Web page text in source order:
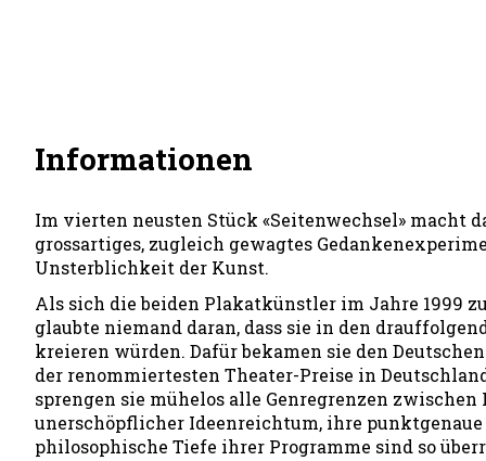
Informationen
Im vierten neusten Stück «Seitenwechsel» macht
grossartiges, zugleich gewagtes
Unsterblichkeit der Kunst.
Als sich die beiden Plakatkünstler im Jahre 1999
glaubte niemand daran, dass sie in den
kreieren würden. Dafür bekamen sie den
der renommiertesten Theater-Preise in
sprengen sie mühelos alle Genregrenzen
unerschöpflicher Ideenreichtum, ihre
philosophische Tiefe ihrer Programme sind so